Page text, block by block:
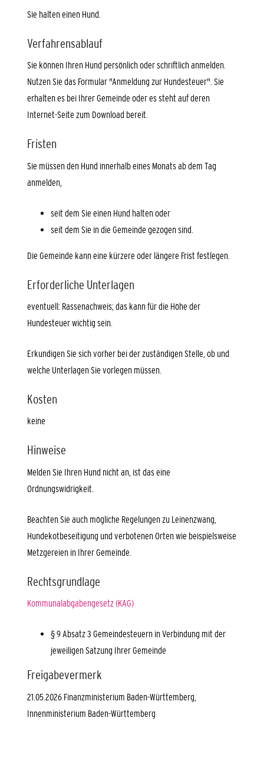
Sie halten einen Hund.
Verfahrensablauf
Sie können Ihren Hund persönlich oder schriftlich anmelden.
Nutzen Sie das Formular "Anmeldung zur Hundesteuer". Sie
erhalten es bei Ihrer Gemeinde oder es steht auf deren
Internet-Seite zum Download bereit.
Fristen
Sie müssen den Hund innerhalb eines Monats ab dem Tag
anmelden,
seit dem Sie einen Hund halten oder
seit dem Sie in die Gemeinde gezogen sind.
Die Gemeinde kann eine kürzere oder längere Frist festlegen.
Erforderliche Unterlagen
eventuell: Rassenachweis; das kann für die Höhe der
Hundesteuer wichtig sein.
Erkundigen Sie sich vorher bei der zuständigen Stelle, ob und
welche Unterlagen Sie vorlegen müssen.
Kosten
keine
Hinweise
Melden Sie Ihren Hund nicht an, ist das eine
Ordnungswidrigkeit.
Beachten Sie auch mögliche Regelungen zu Leinenzwang,
Hundekotbeseitigung und verbotenen Orten wie beispielsweise
Metzgereien in Ihrer Gemeinde.
Rechtsgrundlage
Kommunalabgabengesetz (KAG)
§ 9 Absatz 3 Gemeindesteuern in Verbindung mit der
jeweiligen Satzung Ihrer Gemeinde
Freigabevermerk
21.05.2026 Finanzministerium Baden-Württemberg,
Innenministerium Baden-Württemberg